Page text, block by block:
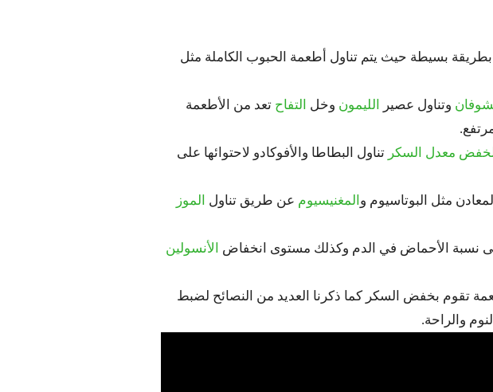
بسيطة حيث يتم تناول أطعمة الحبوب الكاملة مثل
وتناول عصير الليمون وخل التفاح تعد من الأطعمة
معدل السكر تناول البطاطا والأفوكادو لاحتوائها على
مثل البوتاسيوم و المغنيسيوم عن طريق تناول الموز
نسبة الأحماض في الدم وكذلك مستوى انخفاض الأنسولين
تقوم بخفض السكر كما ذكرنا العديد من النصائح لضبط
والراحة.